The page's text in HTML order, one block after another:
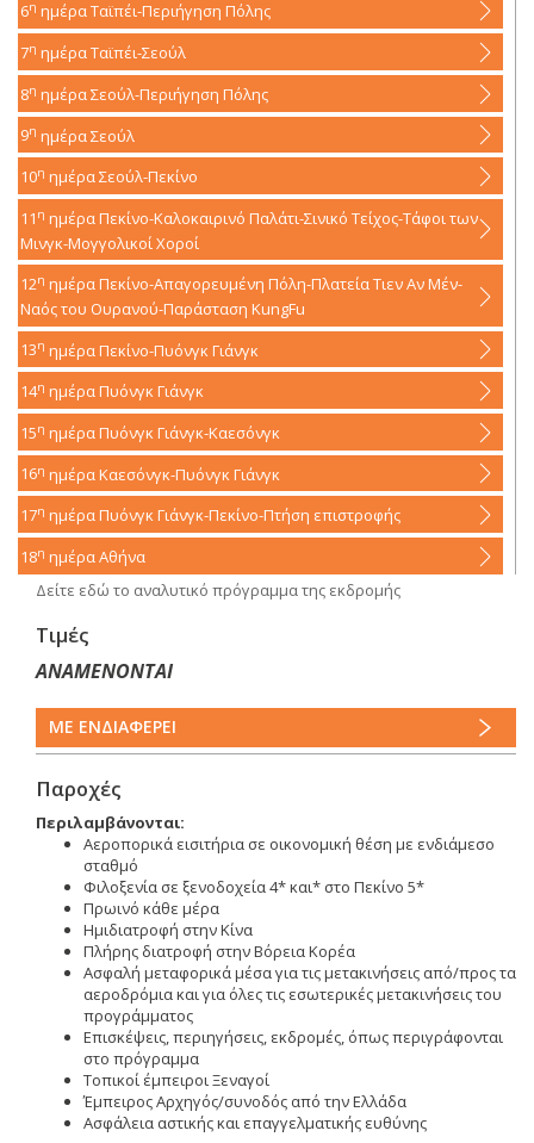
6η ημέραΤαϊπέι-Περιήγηση Πόλης
7η ημέραΤαϊπέι-Σεούλ
8η ημέραΣεούλ-Περιήγηση Πόλης
9η ημέραΣεούλ
10η ημέραΣεούλ-Πεκίνο
11 η ημέραΠεκίνο-Καλοκαιρινό Παλάτι-Σινικό Τείχος-Τάφοι των
Μινγκ-Μογγολικοί Χοροί
12η ημέραΠεκίνο-Απαγορευμένη Πόλη-Πλατεία Τιεν Αν Μέν-
Ναός του Ουρανού-Παράσταση KungFu
13η ημέραΠεκίνο-Πυόνγκ Γιάνγκ
14η ημέραΠυόνγκ Γιάνγκ
15η ημέραΠυόνγκ Γιάνγκ-Καεσόνγκ
16η ημέραΚαεσόνγκ-Πυόνγκ Γιάνγκ
17η ημέραΠυόνγκ Γιάνγκ-Πεκίνο-Πτήση επιστροφής
18η ημέραΑθήνα
Δείτε εδώ το αναλυτικό πρόγραμμα της εκδρομής
Τιμές
ΑΝΑΜΕΝΟΝΤΑΙ
ΜΕ ΕΝΔΙΑΦΕΡΕΙ
Παροχές
Περιλαμβάνονται:
Αεροπορικά εισιτήρια σε οικονομική θέση με ενδιάμεσο
σταθμό
Φιλοξενία σε ξενοδοχεία 4* και* στο Πεκίνο 5*
Πρωινό κάθε μέρα
Ημιδιατροφή στην Κίνα
Πλήρης διατροφή στην Βόρεια Κορέα
Ασφαλή μεταφορικά μέσα για τις μετακινήσεις από/προς τα
αεροδρόμια και για όλες τις εσωτερικές μετακινήσεις του
προγράμματος
Επισκέψεις, περιηγήσεις, εκδρομές, όπως περιγράφονται
στο πρόγραμμα
Τοπικοί έμπειροι Ξεναγοί
Έμπειρος Αρχηγός/συνοδός από την Ελλάδα
Ασφάλεια αστικής και επαγγελματικής ευθύνης